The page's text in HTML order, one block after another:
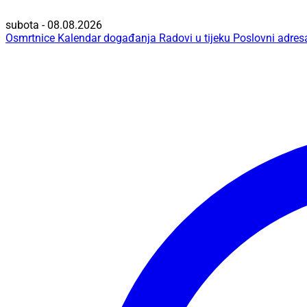
subota - 08.08.2026
Osmrtnice Kalendar događanja Radovi u tijeku Poslovni